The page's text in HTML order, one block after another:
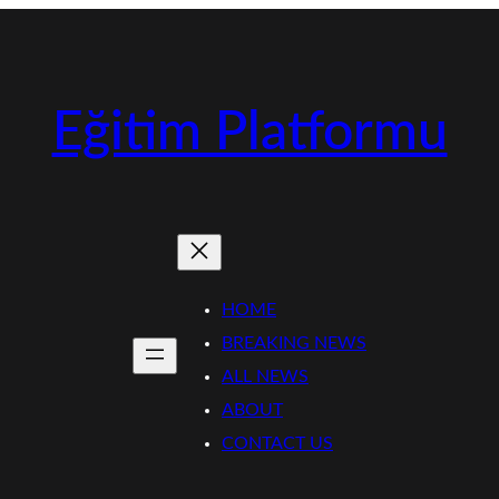
Eğitim Platformu
HOME
BREAKING NEWS
ALL NEWS
ABOUT
CONTACT US